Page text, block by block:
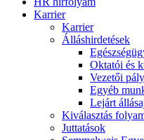
Karrier
Karrier
Álláshirdetések
Oktatói és
Vezetői
Egyéb
Lejárt
Kiválasztás
Juttatások